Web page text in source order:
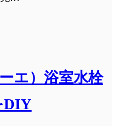
エ）浴室水栓
DIY